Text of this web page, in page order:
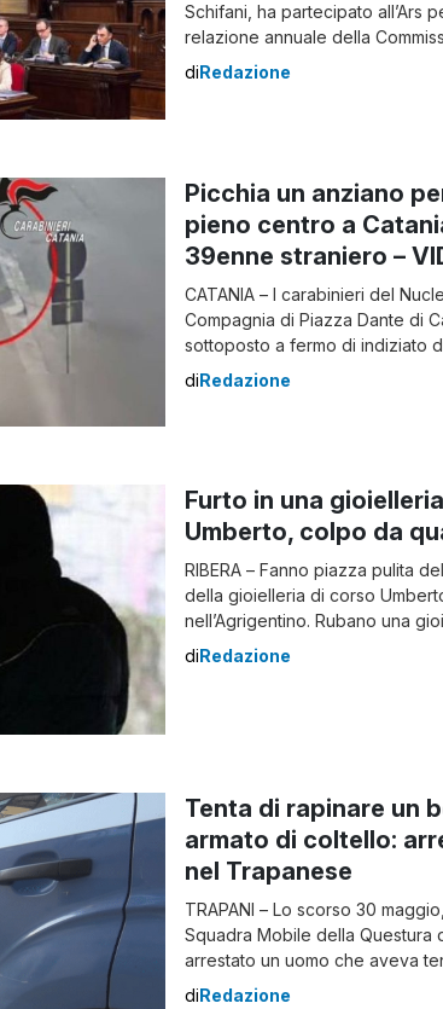
Schifani, ha partecipato all’Ars
relazione annuale della
antimafia siciliana. Schifani ha
Commissione e ha promesso
diRedazione
Picchia un anziano
pieno centro a
39enne straniero –
CATANIA – I carabinieri del
Compagnia di Piazza Dante di
sottoposto a fermo di indiziato
pregiudicato straniero di 39
diRedazione
Furto in una
Umberto, colpo da
RIBERA – Fanno piazza pulita
della gioielleria di corso
nell’Agrigentino. Rubano una
Umberto Il furto messo a
diRedazione
Tenta di rapinare un
armato di coltello:
nel Trapanese
TRAPANI – Lo scorso 30
Squadra Mobile della Questura
arrestato un uomo che aveva
gestore di una pompa di
diRedazione